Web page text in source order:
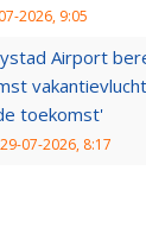
2026, 9:05
Airport
toekomst'
29-07-2026, 8:17